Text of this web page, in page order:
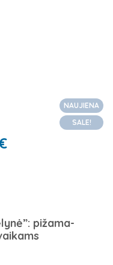
NAUJIENA
SALE!
pižama-